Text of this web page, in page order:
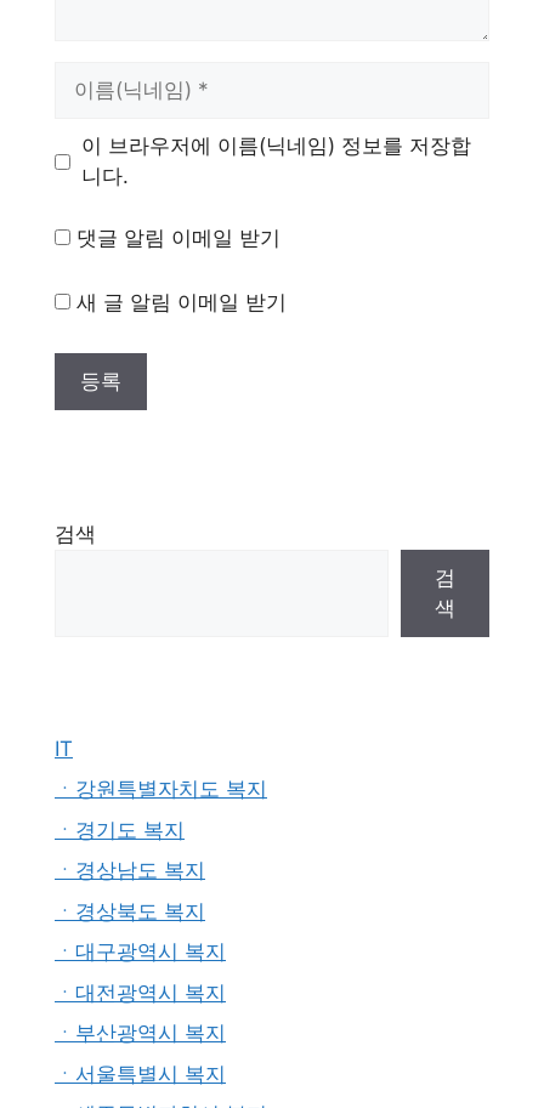
이 브라우저에 이름(닉네임) 정보를 저장합
니다.
댓글 알림 이메일 받기
새 글 알림 이메일 받기
검색
검
색
IT
ㆍ강원특별자치도 복지
ㆍ경기도 복지
ㆍ경상남도 복지
ㆍ경상북도 복지
ㆍ대구광역시 복지
ㆍ대전광역시 복지
ㆍ부산광역시 복지
ㆍ서울특별시 복지